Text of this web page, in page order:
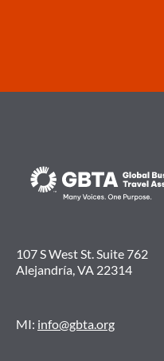
107 S West St. Suite 762
Alejandría, VA 22314
MI: info@gbta.org